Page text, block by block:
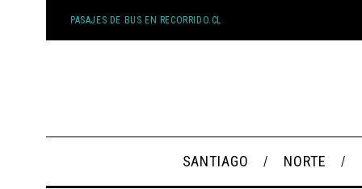
PASAJES DE BUS EN RECORRIDO.CL
SANTIAGO NORTE